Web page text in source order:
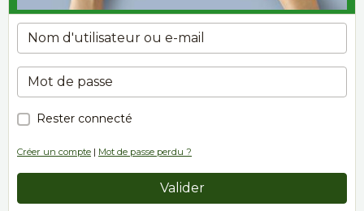
Rester connecté
Créer un compte | Mot de passe perdu ?
Valider